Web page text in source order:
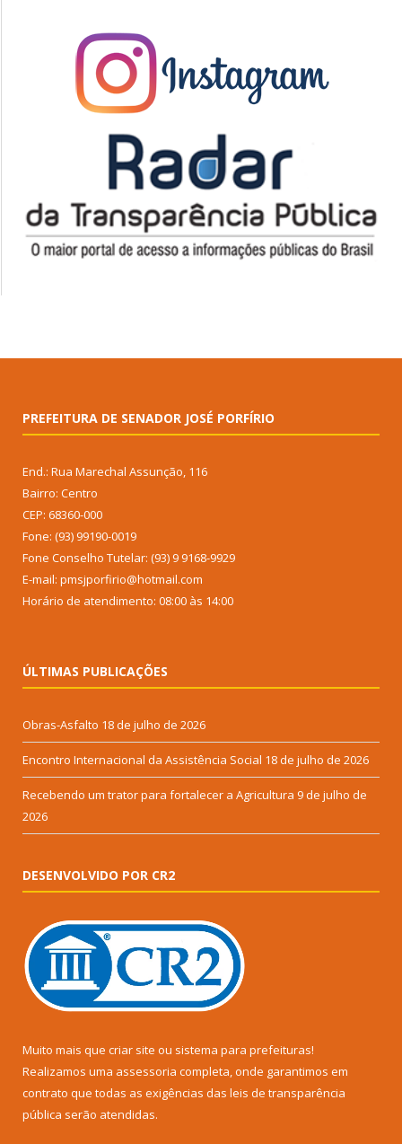
PREFEITURA DE SENADOR JOSÉ PORFÍRIO
End.: Rua Marechal Assunção, 116
Bairro: Centro
CEP: 68360-000
Fone: (93) 99190-0019
Fone Conselho Tutelar: (93) 9 9168-9929
E-mail: pmsjporfirio@hotmail.com
Horário de atendimento: 08:00 às 14:00
ÚLTIMAS PUBLICAÇÕES
Obras-Asfalto 18 de julho de 2026
Encontro Internacional da Assistência Social 18 de julho de 2026
Recebendo um trator para fortalecer a Agricultura 9 de julho de
2026
DESENVOLVIDO POR CR2
Muito mais que criar site ou sistema para prefeituras!
Realizamos uma assessoria completa, onde garantimos em
contrato que todas as exigências das leis de transparência
pública serão atendidas.